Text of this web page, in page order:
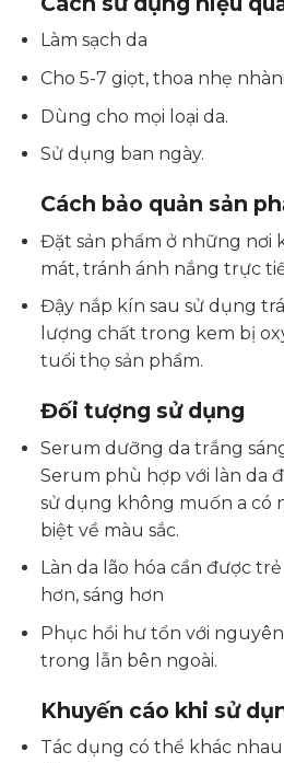
Làm sạch da
Cho 5-7 giọt, thoa nhẹ
Dùng cho mọi loại da.
Sử dụng ban ngày.
Cách bảo quản sản
Đặt sản phẩm ở những nơi
mát, tránh ánh nắng trực
Đậy nắp kín sau sử dụng
lượng chất trong kem bị
tuổi thọ sản phẩm.
Đối tượng sử dụng
Serum dưỡng da trắng
Serum phù hợp với làn da
sử dụng không muốn a có
biệt về màu sắc.
Làn da lão hóa cần được
hơn, sáng hơn
Phục hồi hư tổn với
trong lẫn bên ngoài.
Khuyến cáo khi sử
Tác dụng có thể khác